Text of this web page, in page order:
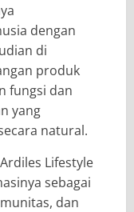
dengan
di
produk
fungsi dan
yang
natural.
Lifestyle
sebagai
dan